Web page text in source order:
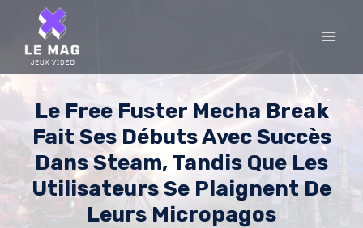
content
Le Free Fuster Mecha Break
Fait Ses Débuts Avec Succès
Dans Steam, Tandis Que Les
Utilisateurs Se Plaignent De
Leurs Micropagos